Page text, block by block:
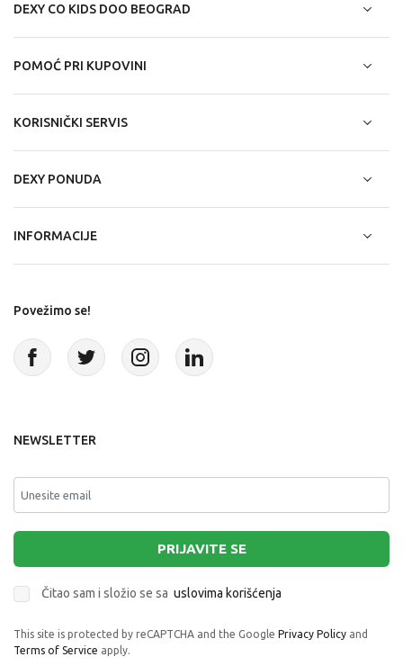
DEXY CO KIDS DOO BEOGRAD
POMOĆ PRI KUPOVINI
KORISNIČKI SERVIS
DEXY PONUDA
INFORMACIJE
Povežimo se!
NEWSLETTER
PRIJAVITE SE
Čitao sam i složio se sa uslovima korišćenja
This site is protected by reCAPTCHA and the Google Privacy Policy and
Terms of Service apply.